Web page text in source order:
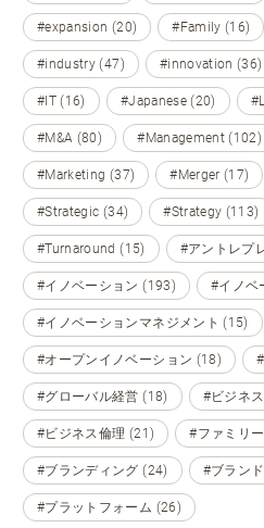
#expansion (20) #Family (16)
#industry (47) #innovation (36)
#IT (16) #Japanese (20)
#M&A (80) #Management (102)
#Marketing (37) #Merger (17)
#Strategic (34) #Strategy (113)
#Turnaround (15) #アントレプ
#イノベーション (193) #イノベ
#イノベーションマネジメント (15)
#オープンイノベーション (18)
#グローバル経営 (18) #ビジネ
#ビジネス倫理 (21) #ファミリ
#ブランディング (24) #ブラン
#プラットフォーム (26)